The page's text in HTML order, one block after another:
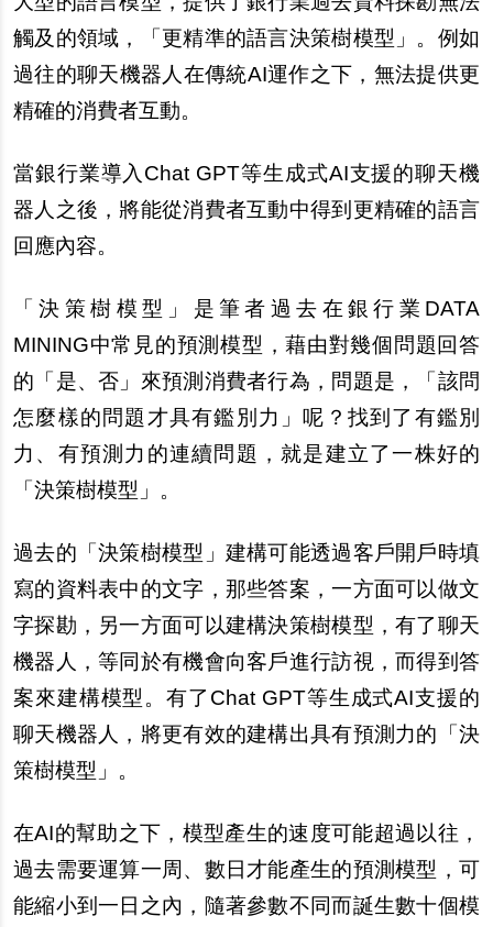
觸及的領域，「更精準的語言決策樹模型」。例如
過往的聊天機器人在傳統AI運作之下，無法提供更
精確的消費者互動。
當銀行業導入Chat GPT等生成式AI支援的聊天機
器人之後，將能從消費者互動中得到更精確的語言
回應內容。
「決策樹模型」是筆者過去在銀行業DATA
MINING中常見的預測模型，藉由對幾個問題回答
的「是、否」來預測消費者行為，問題是，「該問
怎麼樣的問題才具有鑑別力」呢？找到了有鑑別
力、有預測力的連續問題，就是建立了一株好的
「決策樹模型」。
過去的「決策樹模型」建構可能透過客戶開戶時填
寫的資料表中的文字，那些答案，一方面可以做文
字探勘，另一方面可以建構決策樹模型，有了聊天
機器人，等同於有機會向客戶進行訪視，而得到答
案來建構模型。有了Chat GPT等生成式AI支援的
聊天機器人，將更有效的建構出具有預測力的「決
策樹模型」。
在AI的幫助之下，模型產生的速度可能超過以往，
過去需要運算一周、數日才能產生的預測模型，可
能縮小到一日之內，隨著參數不同而誕生數十個模